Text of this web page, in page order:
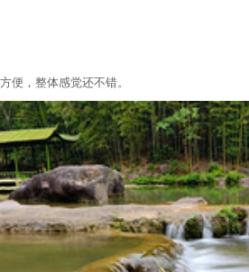
便，整体感觉还不错。